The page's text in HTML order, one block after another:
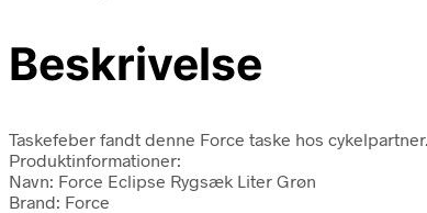
Beskrivelse
Taskefeber fandt denne Force taske hos cykelpartner.
Produktinformationer:
Navn: Force Eclipse Rygsæk Liter Grøn
Brand: Force